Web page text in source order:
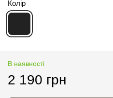
Колір
В наявності
2 190 грн